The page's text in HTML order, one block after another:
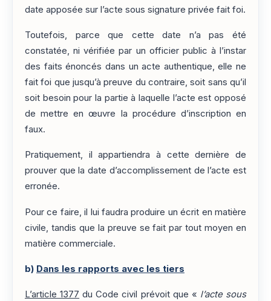
date apposée sur l’acte sous signature privée fait foi.
Toutefois, parce que cette date n’a pas été
constatée, ni vérifiée par un officier public à l’instar
des faits énoncés dans un acte authentique, elle ne
fait foi que jusqu’à preuve du contraire, soit sans qu’il
soit besoin pour la partie à laquelle l’acte est opposé
de mettre en œuvre la procédure d’inscription en
faux.
Pratiquement, il appartiendra à cette dernière de
prouver que la date d’accomplissement de l’acte est
erronée.
Pour ce faire, il lui faudra produire un écrit en matière
civile, tandis que la preuve se fait par tout moyen en
matière commerciale.
b) Dans les rapports avec les tiers
L’article 1377 du Code civil prévoit que « l’acte sous